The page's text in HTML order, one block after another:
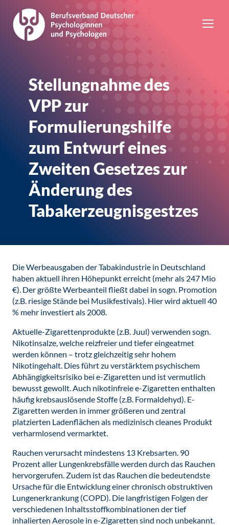
Stellungnahme des
VPP zur
Formulierungshilfe
zum Entwurf eines
Zweiten Gesetzes zur
Änderung des
Tabakerzeugnisgestzes
Die Werbeausgaben der Tabakindustrie in Deutschland
haben aktuell ihren Höhepunkt erreicht (mehr als 247 Mio
€). Der größte Werbeanteil fließt dabei in sogn. Promotion
(z.B. riesige Stände bei Musikfestivals). Hier wird aktuell 40
% mehr investiert als 2008.
Aktuelle-Zigarettenprodukte (z.B. Juul) verwenden sogn.
Nikotinsalze, welche reizfreier und tiefer eingeatmet
werden können – trotz gleichzeitig sehr hohem
Nikotingehalt. Dies führt zu verstärktem psychischem
Abhängigkeitsrisiko bei e-Zigaretten und ist vermutlich
bewusst gewollt. Auch nikotinfreie e-Zigaretten enthalten
häufig krebsauslösende Stoffe (z.B. Formaldehyd). E-
Zigaretten werden in immer größeren und zentral
platzierten Ladenflächen als medizinisch cleanes Produkt
verharmlosend vermarktet.
Rauchen verursacht mindestens 13 Krebsarten. 90
Prozent aller Lungenkrebsfälle werden durch das Rauchen
hervorgerufen. Zudem ist das Rauchen die bedeutendste
Ursache für die Entwicklung einer chronisch obstruktiven
Lungenerkrankung (COPD). Die langfristigen Folgen der
verschiedenen Inhaltsstoffkombinationen der tief
inhalierten Aerosole in e-Zigaretten sind noch unbekannt.